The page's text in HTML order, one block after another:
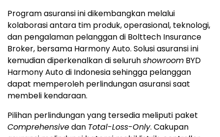
Program asuransi ini dikembangkan melalui
kolaborasi antara tim produk, operasional, teknologi,
dan pengalaman pelanggan di Bolttech Insurance
Broker, bersama Harmony Auto. Solusi asuransi ini
kemudian diperkenalkan di seluruhshowroom BYD
Harmony Auto di Indonesia sehingga pelanggan
dapat memperoleh perlindungan asuransi saat
membeli kendaraan.
Pilihan perlindungan yang tersedia meliputi paket
Comprehensivedan Total-Loss-Only. Cakupan